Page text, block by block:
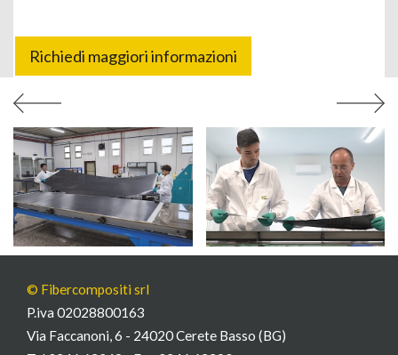
Richiedi maggiori informazioni
© Fibercompositi srl
P.iva 02028800163
Via Faccanoni, 6 - 24020 Cerete Basso (BG)